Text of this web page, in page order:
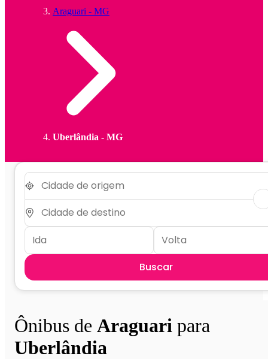
Araguari - MG
Uberlândia - MG
Buscar
Ônibus de Araguari para
Uberlândia